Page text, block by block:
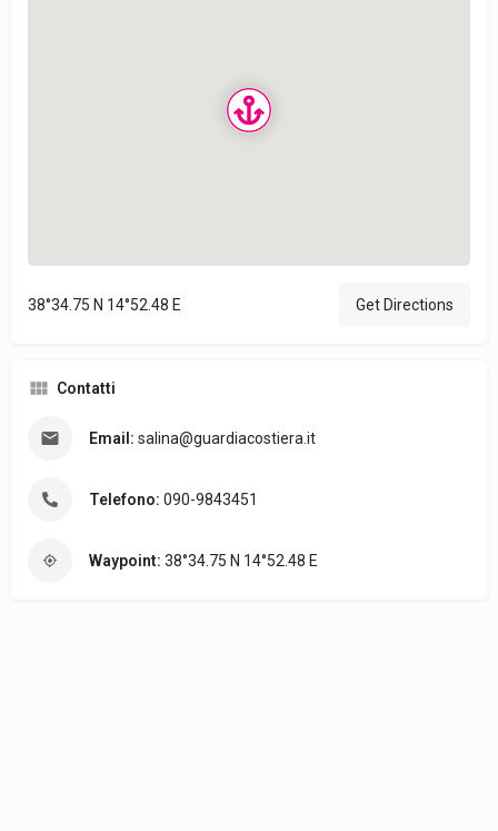
38°34.75 N 14°52.48 E Get Directions
Contatti
Email: salina@guardiacostiera.it
Telefono: 090-9843451
Waypoint: 38°34.75 N 14°52.48 E